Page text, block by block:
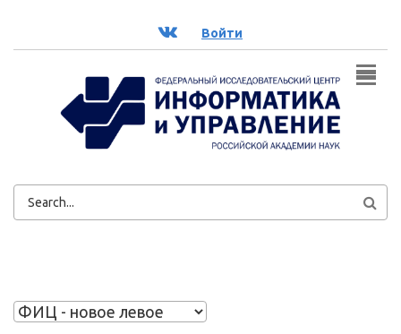
ВК Войти
ФОРМА